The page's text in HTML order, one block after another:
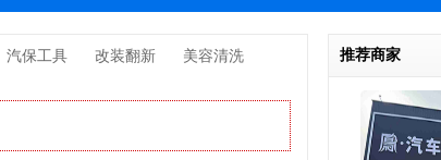
汽保工具 改装翻新 美容清洗 推荐商家